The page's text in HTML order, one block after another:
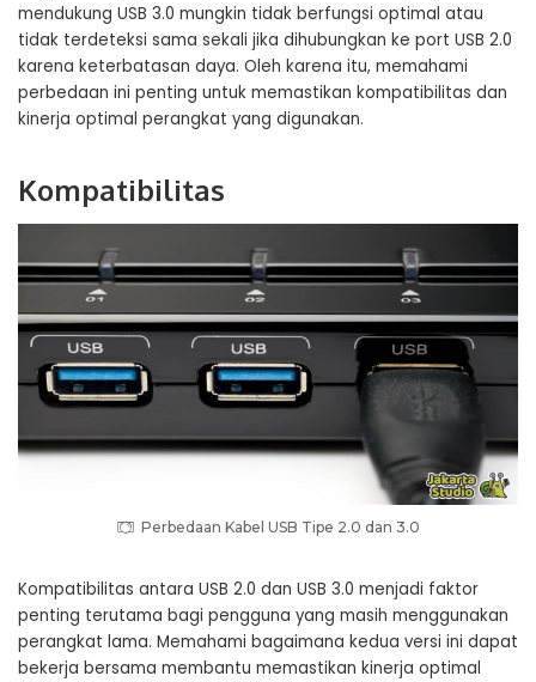
mendukung USB 3.0 mungkin tidak berfungsi optimal atau
tidak terdeteksi sama sekali jika dihubungkan ke port USB 2.0
karena keterbatasan daya. Oleh karena itu, memahami
perbedaan ini penting untuk memastikan kompatibilitas dan
kinerja optimal perangkat yang digunakan.
Kompatibilitas
Perbedaan Kabel USB Tipe 2.0 dan 3.0
Kompatibilitas antara USB 2.0 dan USB 3.0 menjadi faktor
penting terutama bagi pengguna yang masih menggunakan
perangkat lama. Memahami bagaimana kedua versi ini dapat
bekerja bersama membantu memastikan kinerja optimal